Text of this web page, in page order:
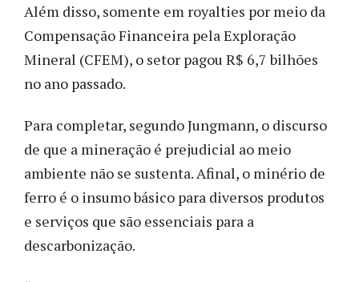
Além disso, somente em royalties por meio da
Compensação Financeira pela Exploração
Mineral (CFEM), o setor pagou R$ 6,7 bilhões
no ano passado.
Para completar, segundo Jungmann, o discurso
de que a mineração é prejudicial ao meio
ambiente não se sustenta. Afinal, o minério de
ferro é o insumo básico para diversos produtos
e serviços que são essenciais para a
descarbonização.